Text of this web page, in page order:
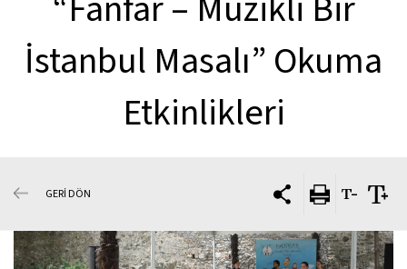
İstanbul Masalı” Okuma
Etkinlikleri
GERİ DÖN